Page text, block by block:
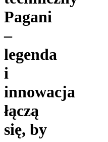
Pagani
–
legenda
i
innowacja
łączą
się, by